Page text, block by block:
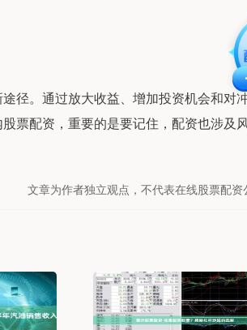
径。通过放大收益、增加投资机会和对
票配资，重要的是要记住，配资也涉及
文章为作者独立观点，不代表在线股票配资